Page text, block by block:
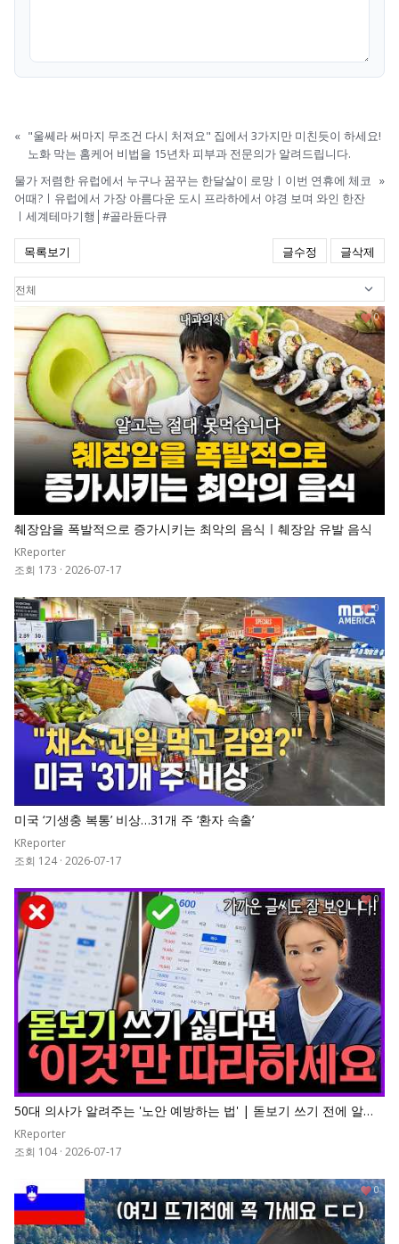
« "울쎄라 써마지 무조건 다시 처져요" 집에서 3가지만 미친듯이 하세요!
노화 막는 홈케어 비법을 15년차 피부과 전문의가 알려드립니다.
물가 저렴한 유럽에서 누구나 꿈꾸는 한달살이 로망ㅣ이번 연휴에 체코
어때?ㅣ유럽에서 가장 아름다운 도시 프라하에서 야경 보며 와인 한잔
ㅣ세계테마기행│#골라듄다큐
»
목록보기 글수정 글삭제
췌장암을 폭발적으로 증가시키는 최악의 음식ㅣ췌장암 유발 음식
KReporter
조회 173 · 2026-07-17
0
미국 ‘기생충 복통’ 비상…31개 주 ‘환자 속출’
KReporter
조회 124 · 2026-07-17
0
50대 의사가 알려주는 '노안 예방하는 법' | 돋보기 쓰기 전에 알아
야 할 노안 예방법
KReporter
조회 104 · 2026-07-17
0
0